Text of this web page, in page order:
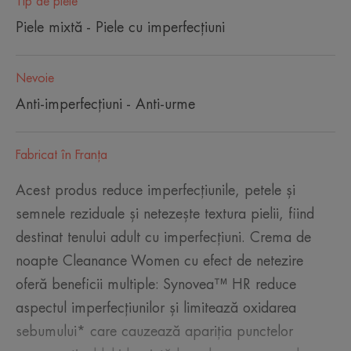
Piele mixtă - Piele cu imperfecțiuni
Nevoie
Anti-imperfecțiuni - Anti-urme
Fabricat în Franţa
Acest produs reduce imperfecțiunile, petele și
semnele reziduale și netezește textura pielii, fiind
destinat tenului adult cu imperfecțiuni. Crema de
noapte Cleanance Women cu efect de netezire
oferă beneficii multiple: Synovea™ HR reduce
aspectul imperfecțiunilor și limitează oxidarea
sebumului* care cauzează apariția punctelor